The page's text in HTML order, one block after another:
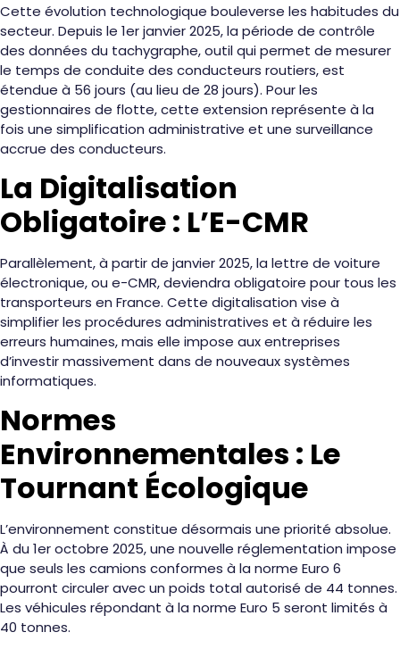
Cette évolution technologique bouleverse les habitudes du
secteur. Depuis le 1er janvier 2025, la période de contrôle
des données du tachygraphe, outil qui permet de mesurer
le temps de conduite des conducteurs routiers, est
étendue à 56 jours (au lieu de 28 jours). Pour les
gestionnaires de flotte, cette extension représente à la
fois une simplification administrative et une surveillance
accrue des conducteurs.
La Digitalisation
Obligatoire : L’E-CMR
Parallèlement, à partir de janvier 2025, la lettre de voiture
électronique, ou e-CMR, deviendra obligatoire pour tous les
transporteurs en France. Cette digitalisation vise à
simplifier les procédures administratives et à réduire les
erreurs humaines, mais elle impose aux entreprises
d’investir massivement dans de nouveaux systèmes
informatiques.
Normes
Environnementales : Le
Tournant Écologique
L’environnement constitue désormais une priorité absolue.
À du 1er octobre 2025, une nouvelle réglementation impose
que seuls les camions conformes à la norme Euro 6
pourront circuler avec un poids total autorisé de 44 tonnes.
Les véhicules répondant à la norme Euro 5 seront limités à
40 tonnes.